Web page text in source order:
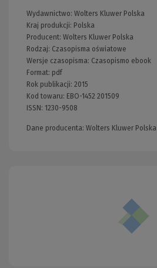
Wydawnictwo: Wolters Kluwer Polska
Kraj produkcji: Polska
Producent: Wolters Kluwer Polska
Rodzaj: Czasopisma oświatowe
Wersje czasopisma: Czasopismo ebook
Format: pdf
Rok publikacji: 2015
Kod towaru: EBO-1452 201509
ISSN: 1230-9508
Dane producenta: Wolters Kluwer Polska